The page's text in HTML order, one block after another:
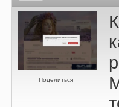
Поделиться